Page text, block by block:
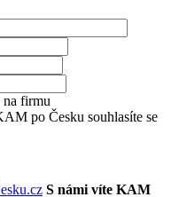
firmu
po Česku souhlasíte se
S námi víte KAM